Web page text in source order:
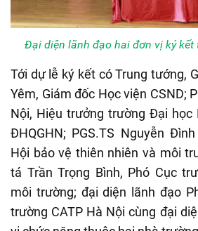
Đại diện lãnh đạo hai đơn vị ký
Tới dự lễ ký kết có Trung tướng,
Yêm, Giám đốc Học viện CSND;
Nội, Hiệu trưởng trường Đại học
ĐHQGHN; PGS.TS Nguyễn
Hội bảo vệ thiên nhiên và môi
tá Trần Trọng Bình, Phó Cục
môi trường; đại diện lãnh đạo
trường CATP Hà Nội cùng đại